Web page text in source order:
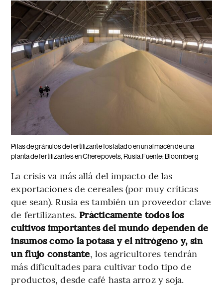
Pilas de gránulos de fertilizante fosfatado en un almacén de una
planta de fertilizantes en Cherepovets, Rusia.Fuente: Bloomberg
La crisis va más allá del impacto de las
exportaciones de cereales (por muy críticas
que sean). Rusia es también un proveedor clave
de fertilizantes. Prácticamente todos los
cultivos importantes del mundo dependen de
insumos como la potasa y el nitrógeno y, sin
un flujo constante, los agricultores tendrán
más dificultades para cultivar todo tipo de
productos, desde café hasta arroz y soja.